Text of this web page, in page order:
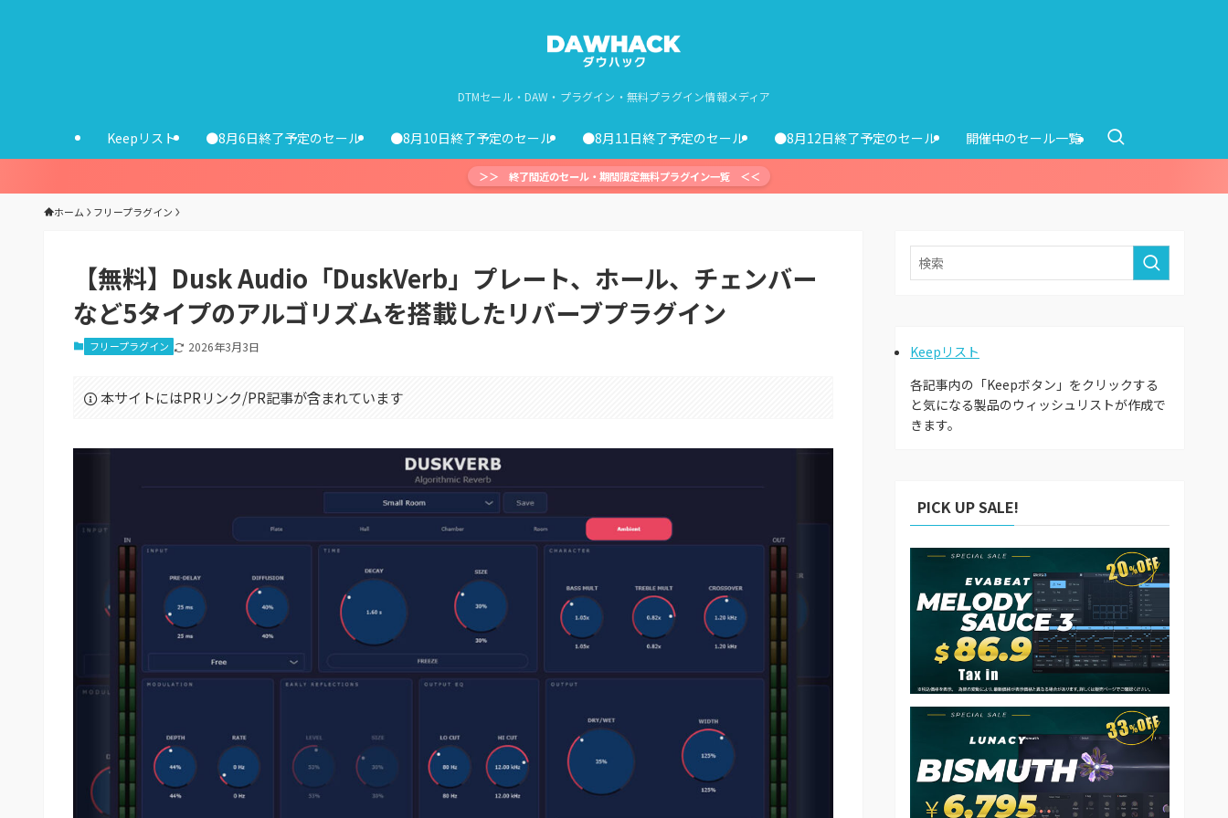
DTMセール・DAW・プラグイン・無料プラグイン情報メディア
Keepリスト ●8月6日終了予定のセール ●8月10日終了予定のセール ●8月11日終了予定のセール ●8月12日終了予定のセール 開催中のセール一覧
＞＞ 終了間近のセール・期間限定無料プラグイン一覧 ＜＜
ホーム フリープラグイン
【無料】Dusk Audio「DuskVerb」プレート、ホール、チェンバー
など5タイプのアルゴリズムを搭載したリバーブプラグイン
フリープラグイン 2026年3月3日
本サイトにはPRリンク/PR記事が含まれています
Keepリスト
各記事内の「Keepボタン」をクリックする
と気になる製品のウィッシュリストが作成で
きます。
PICK UP SALE!